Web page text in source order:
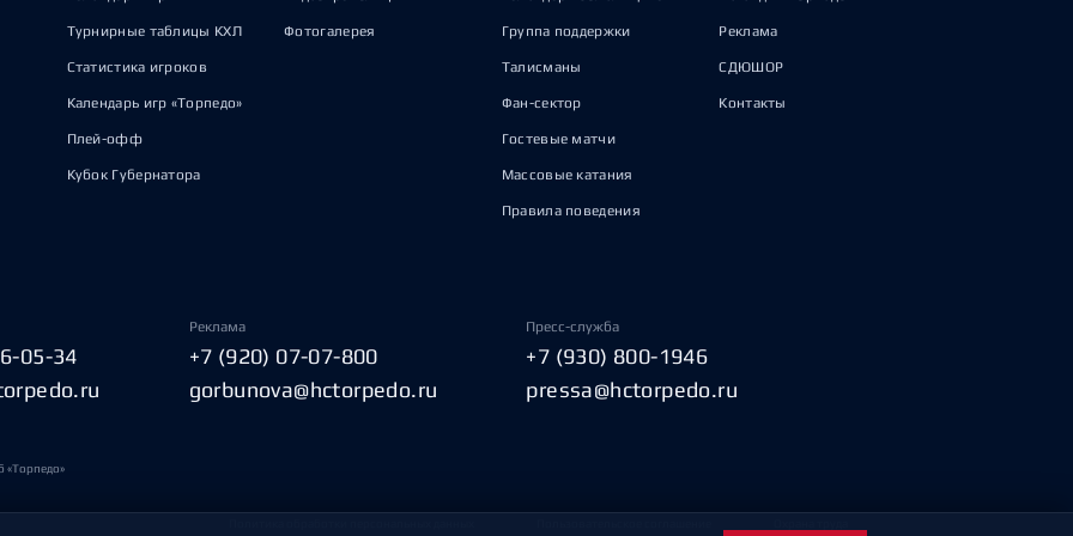
Турнирные таблицы КХЛ
Статистика игроков
Календарь игр «Торпедо»
Плей-офф
Кубок Губернатора
Фотогалерея Группа поддержки
Талисманы
Фан-сектор
Гостевые матчи
Массовые катания
Правила поведения
Реклама
СДЮШОР
Контакты
05-34
Реклама
+7 (920) 07-07-800
gorbunova@hctorpedo.ru
Пресс-служба
+7 (930) 800-1946
pressa@hctorpedo.ru
«Торпедо»